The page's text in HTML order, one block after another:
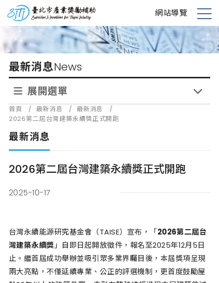
到
要
內
台北市產業獎勵補助 網站導覽
展
開
選
單
最新消息News
展開選單
首頁 / 最新消息 / 最新消息
/
2026第二屆台灣建築永續獎正式開跑
最新消息
2026第二屆台灣建築永續獎正式開跑
2025-10-17
台灣永續能源研究基金會（TAISE）宣布，「2026第二屆台
灣建築永續獎 」自即日起開放徵件，報名至2025年12月5日
止。繼首屆成功舉辦並吸引眾多業界矚目後，本屆獎項呈現
兩大亮點，不僅延續專業、公正的評選機制，更首度鼓勵屋